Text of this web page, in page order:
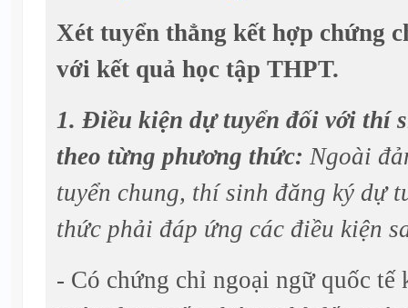
Xét tuyển thẳng kết hợp chứng
với kết quả học tập THPT.
1. Điều kiện dự tuyển đối với thí
theo từng phương thức: Ngoài
tuyển chung, thí sinh đăng ký dự
thức phải đáp ứng các điều kiện
- Có chứng chỉ ngoại ngữ quốc tế